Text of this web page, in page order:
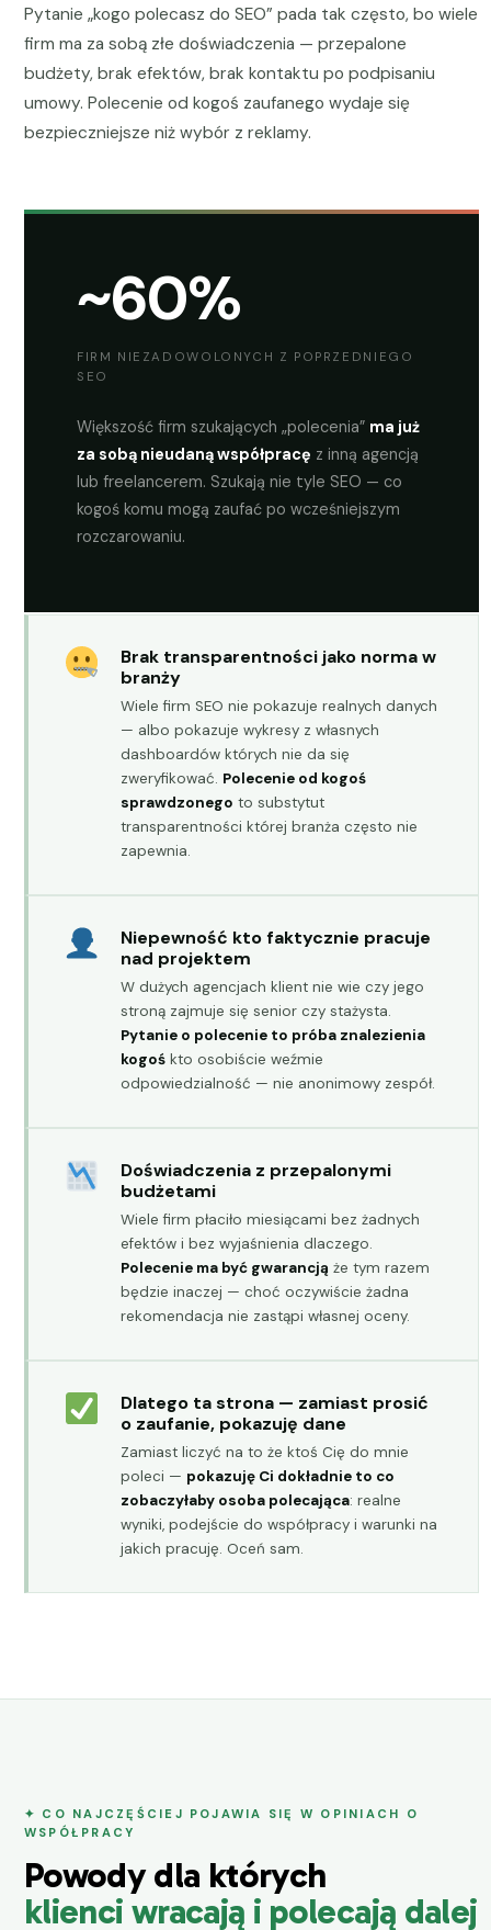
Pytanie „kogo polecasz do SEO” pada tak często, bo wiele
firm ma za sobą złe doświadczenia — przepalone
budżety, brak efektów, brak kontaktu po podpisaniu
umowy. Polecenie od kogoś zaufanego wydaje się
bezpieczniejsze niż wybór z reklamy.
~60%
FIRM NIEZADOWOLONYCH Z POPRZEDNIEGO
SEO
Większość firm szukających „polecenia” ma już
za sobą nieudaną współpracę z inną agencją
lub freelancerem. Szukają nie tyle SEO — co
kogoś komu mogą zaufać po wcześniejszym
rozczarowaniu.
Brak transparentności jako norma w
branży
Wiele firm SEO nie pokazuje realnych danych
— albo pokazuje wykresy z własnych
dashboardów których nie da się
zweryfikować. Polecenie od kogoś
sprawdzonego to substytut
transparentności której branża często nie
zapewnia.
Niepewność kto faktycznie pracuje
nad projektem
W dużych agencjach klient nie wie czy jego
stroną zajmuje się senior czy stażysta.
Pytanie o polecenie to próba znalezienia
kogośkto osobiście weźmie
odpowiedzialność — nie anonimowy zespół.
Doświadczenia z przepalonymi
budżetami
Wiele firm płaciło miesiącami bez żadnych
efektów i bez wyjaśnienia dlaczego.
Polecenie ma być gwarancją że tym razem
będzie inaczej — choć oczywiście żadna
rekomendacja nie zastąpi własnej oceny.
Dlatego ta strona — zamiast prosić
o zaufanie, pokazuję dane
Zamiast liczyć na to że ktoś Cię do mnie
poleci — pokazuję Ci dokładnie to co
zobaczyłaby osoba polecająca: realne
wyniki, podejście do współpracy i warunki na
jakich pracuję. Oceń sam.
✦ CO NAJCZĘŚCIEJ POJAWIA SIĘ W OPINIACH O
WSPÓŁPRACY
Powody dla których
klienci wracają i polecają dalej